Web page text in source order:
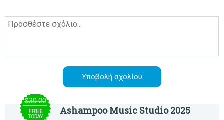
$30.00
FREE
TODAY
Ashampoo Music Studio 2025